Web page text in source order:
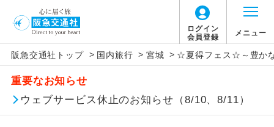
ログイン
会員登録
メニュー
阪急交通社トップ > 国内旅行 > 宮城 > ☆夏得フェス☆～豊か
重要なお知らせ
ウェブサービス休止のお知らせ（8/10、8/11）
アイコン 説明
添乗員同行
往路出発空港（駅）から復路到着空港
（駅）まで同行します。
「価格変動型ツアー」に関するご案内
価格変動型ツアーとは